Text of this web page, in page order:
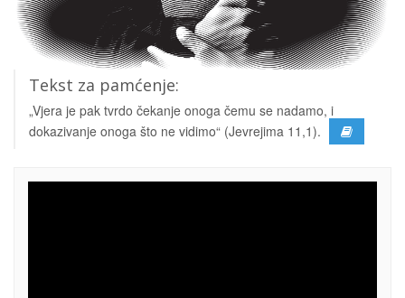
Tekst za pamćenje:
„Vjera je pak tvrdo čekanje onoga čemu se nadamo, i
dokazivanje onoga što ne vidimo“ (Jevrejima 11,1).